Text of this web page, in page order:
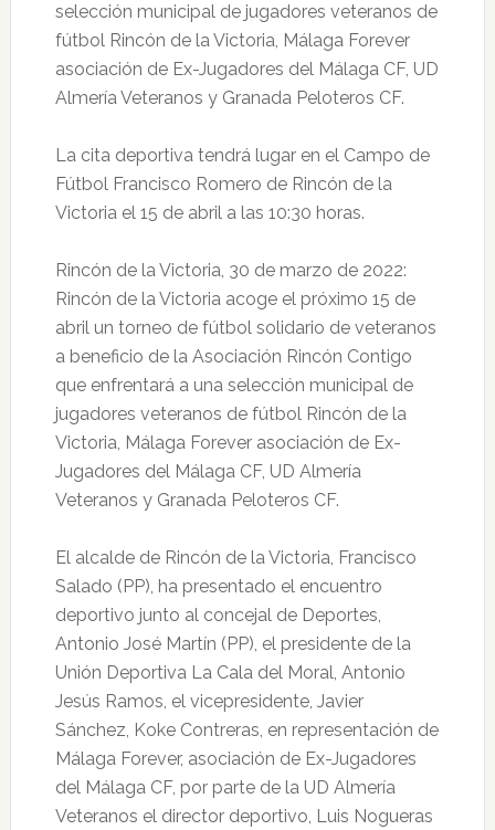
selección municipal de jugadores veteranos de
fútbol Rincón de la Victoria, Málaga Forever
asociación de Ex-Jugadores del Málaga CF, UD
Almería Veteranos y Granada Peloteros CF.
La cita deportiva tendrá lugar en el Campo de
Fútbol Francisco Romero de Rincón de la
Victoria el 15 de abril a las 10:30 horas.
Rincón de la Victoria, 30 de marzo de 2022:
Rincón de la Victoria acoge el próximo 15 de
abril un torneo de fútbol solidario de veteranos
a beneficio de la Asociación Rincón Contigo
que enfrentará a una selección municipal de
jugadores veteranos de fútbol Rincón de la
Victoria, Málaga Forever asociación de Ex-
Jugadores del Málaga CF, UD Almería
Veteranos y Granada Peloteros CF.
El alcalde de Rincón de la Victoria, Francisco
Salado (PP), ha presentado el encuentro
deportivo junto al concejal de Deportes,
Antonio José Martín (PP), el presidente de la
Unión Deportiva La Cala del Moral, Antonio
Jesús Ramos, el vicepresidente, Javier
Sánchez, Koke Contreras, en representación de
Málaga Forever, asociación de Ex-Jugadores
del Málaga CF, por parte de la UD Almería
Veteranos el director deportivo, Luis Nogueras